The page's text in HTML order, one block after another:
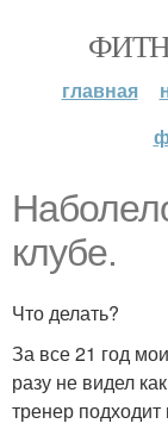
главная
клубе.
Что делать?
За все 21 год
разу не видел
тренер подходит